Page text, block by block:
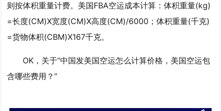
则按体积重量计费。美国FBA空运成本计算：体积重量(kg)
=长度(CM)X宽度(CM)X高度(CM)/6000；体积重量(千克)
=货物体积(CBM)X167千克。
OK，关于“中国发美国空运怎么计算价格，美国空运包
含哪些费用？”